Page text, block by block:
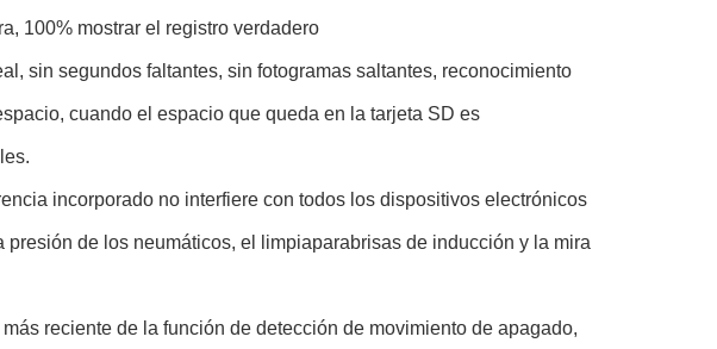
100% mostrar el registro verdadero
sin segundos faltantes, sin fotogramas saltantes, reconocimiento
cuando el espacio que queda en la tarjeta SD es
incorporado no interfiere con todos los dispositivos electrónicos
de los neumáticos, el limpiaparabrisas de inducción y la mira
reciente de la función de detección de movimiento de apagado,